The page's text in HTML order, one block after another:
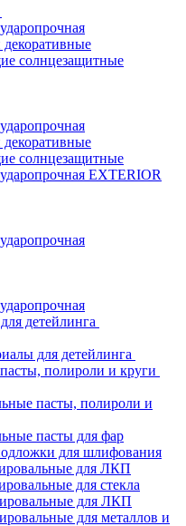
солнцезащитные
солнцезащитные
EXTERIOR
детейлинга
для детейлинга
полироли и круги
пасты, полироли и
пасты для фар
для шлифования
для ЛКП
для стекла
для ЛКП
для металлов и